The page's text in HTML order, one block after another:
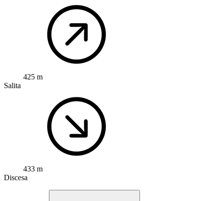
425 m
Salita
433 m
Discesa